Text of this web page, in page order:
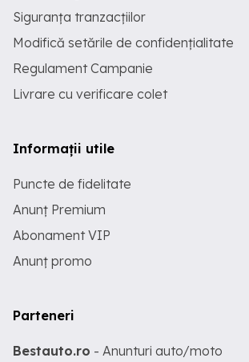
Siguranța tranzacțiilor
Modifică setările de confidențialitate
Regulament Campanie
Livrare cu verificare colet
Informații utile
Puncte de fidelitate
Anunț Premium
Abonament VIP
Anunț promo
Parteneri
Bestauto.ro - Anunturi auto/moto